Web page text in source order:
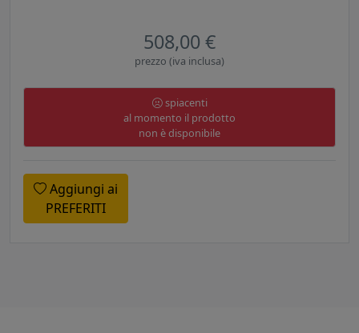
508,00 €
prezzo (iva inclusa)
spiacenti
al momento il prodotto
non è disponibile
Aggiungi ai
PREFERITI